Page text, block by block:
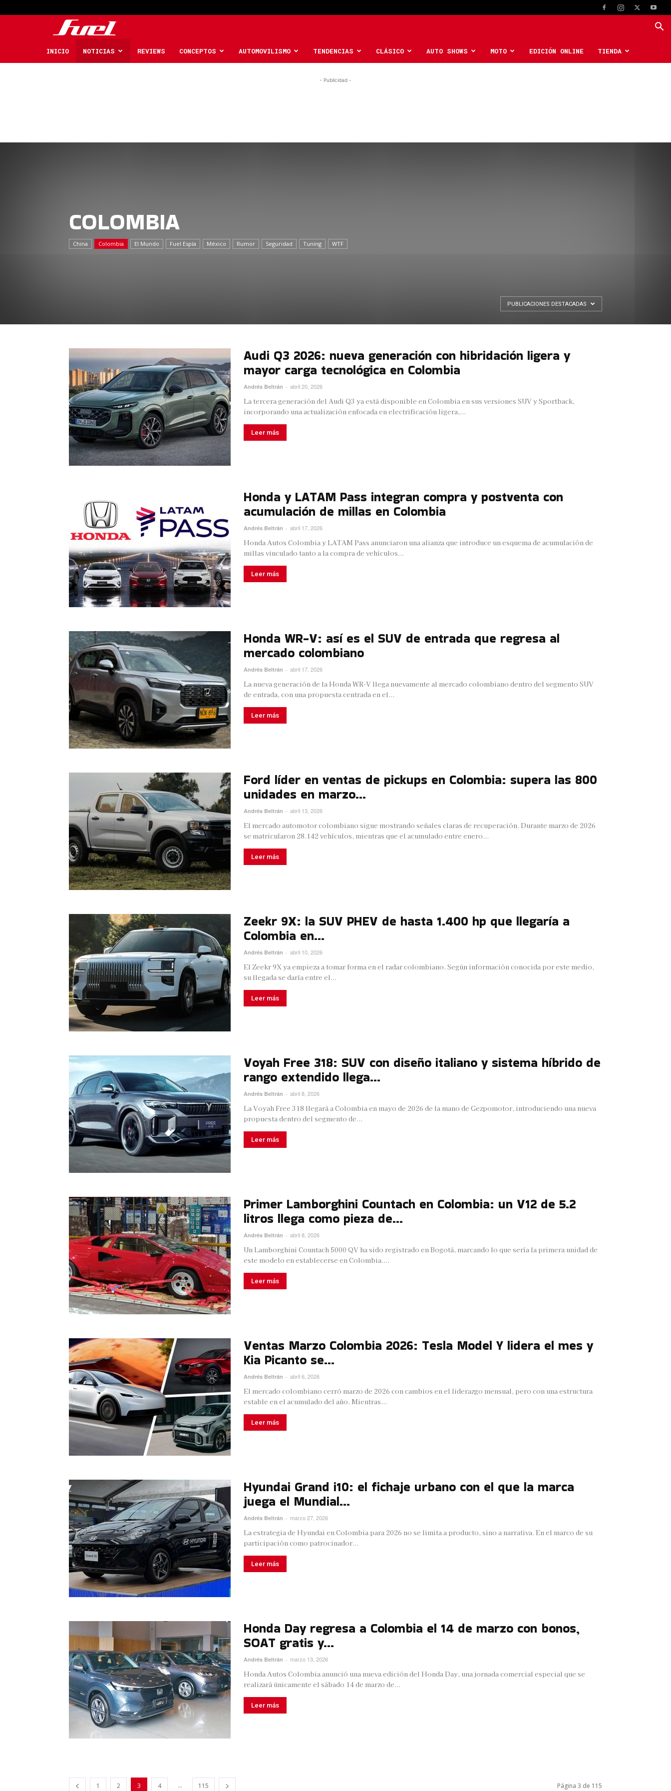
Car
INICIO NOTICIAS REVIEWS CONCEPTOS AUTOMOVILISMO TENDENCIAS CLÁSICO AUTO SHOWS MOTO EDICIÓN ONLINE TIENDA
- Publicidad -
COLOMBIA
China Colombia El Mundo Fuel Espía México Rumor Seguridad Tuning WTF
PUBLICACIONES DESTACADAS
Audi Q3 2026: nueva generación con hibridación ligera y
mayor carga tecnológica en Colombia
Andrés Beltrán - abril 20, 2026
La tercera generación del Audi Q3 ya está disponible en Colombia en sus versiones SUV y Sportback,
incorporando una actualización enfocada en electrificación ligera,...
Leer más
Honda y LATAM Pass integran compra y postventa con
acumulación de millas en Colombia
Andrés Beltrán - abril 17, 2026
Honda Autos Colombia y LATAM Pass anunciaron una alianza que introduce un esquema de acumulación de
millas vinculado tanto a la compra de vehículos...
Leer más
Honda WR-V: así es el SUV de entrada que regresa al
mercado colombiano
Andrés Beltrán - abril 17, 2026
La nueva generación de la Honda WR-V llega nuevamente al mercado colombiano dentro del segmento SUV
de entrada, con una propuesta centrada en el...
Leer más
Ford líder en ventas de pickups en Colombia: supera las 800
unidades en marzo...
Andrés Beltrán - abril 13, 2026
El mercado automotor colombiano sigue mostrando señales claras de recuperación. Durante marzo de 2026
se matricularon 28.142 vehículos, mientras que el acumulado entre enero...
Leer más
Zeekr 9X: la SUV PHEV de hasta 1.400 hp que llegaría a
Colombia en...
Andrés Beltrán - abril 10, 2026
El Zeekr 9X ya empieza a tomar forma en el radar colombiano. Según información conocida por este medio,
su llegada se daría entre el...
Leer más
Voyah Free 318: SUV con diseño italiano y sistema híbrido de
rango extendido llega...
Andrés Beltrán - abril 8, 2026
La Voyah Free 318 llegará a Colombia en mayo de 2026 de la mano de Gezpomotor, introduciendo una nueva
propuesta dentro del segmento de...
Leer más
Primer Lamborghini Countach en Colombia: un V12 de 5.2
litros llega como pieza de...
Andrés Beltrán - abril 8, 2026
Un Lamborghini Countach 5000 QV ha sido registrado en Bogotá, marcando lo que sería la primera unidad de
este modelo en establecerse en Colombia....
Leer más
Ventas Marzo Colombia 2026: Tesla Model Y lidera el mes y
Kia Picanto se...
Andrés Beltrán - abril 6, 2026
El mercado colombiano cerró marzo de 2026 con cambios en el liderazgo mensual, pero con una estructura
estable en el acumulado del año. Mientras...
Leer más
Hyundai Grand i10: el fichaje urbano con el que la marca
juega el Mundial...
Andrés Beltrán - marzo 27, 2026
La estrategia de Hyundai en Colombia para 2026 no se limita a producto, sino a narrativa. En el marco de su
participación como patrocinador...
Leer más
Honda Day regresa a Colombia el 14 de marzo con bonos,
SOAT gratis y...
Andrés Beltrán - marzo 13, 2026
Honda Autos Colombia anunció una nueva edición del Honda Day, una jornada comercial especial que se
realizará únicamente el sábado 14 de marzo de...
Leer más
1 2 3 4 ... 115 Página 3 de 115